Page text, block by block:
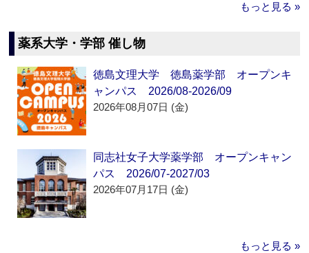
もっと見る »
薬系大学・学部 催し物
徳島文理大学 徳島薬学部 オープンキ
ャンパス 2026/08-2026/09
2026年08月07日 (金)
同志社女子大学薬学部 オープンキャン
パス 2026/07-2027/03
2026年07月17日 (金)
もっと見る »